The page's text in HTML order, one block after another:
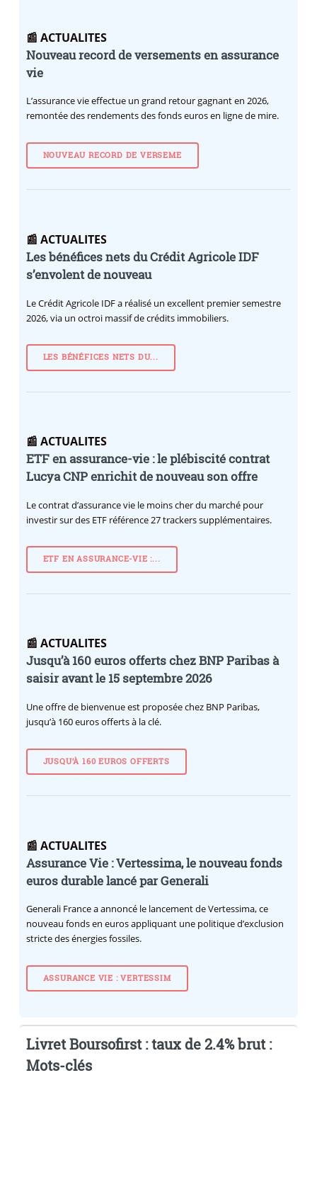
📰 ACTUALITES
Nouveau record de versements en assurance
vie
L’assurance vie effectue un grand retour gagnant en 2026,
remontée des rendements des fonds euros en ligne de mire.
NOUVEAU RECORD DE VERSEME
📰 ACTUALITES
Les bénéfices nets du Crédit Agricole IDF
s’envolent de nouveau
Le Crédit Agricole IDF a réalisé un excellent premier semestre
2026, via un octroi massif de crédits immobiliers.
LES BÉNÉFICES NETS DU...
📰 ACTUALITES
ETF en assurance-vie : le plébiscité contrat
Lucya CNP enrichit de nouveau son offre
Le contrat d’assurance vie le moins cher du marché pour
investir sur des ETF référence 27 trackers supplémentaires.
ETF EN ASSURANCE-VIE :...
📰 ACTUALITES
Jusqu’à 160 euros offerts chez BNP Paribas à
saisir avant le 15 septembre 2026
Une offre de bienvenue est proposée chez BNP Paribas,
jusqu’à 160 euros offerts à la clé.
JUSQU’À 160 EUROS OFFERTS
📰 ACTUALITES
Assurance Vie : Vertessima, le nouveau fonds
euros durable lancé par Generali
Generali France a annoncé le lancement de Vertessima, ce
nouveau fonds en euros appliquant une politique d’exclusion
stricte des énergies fossiles.
ASSURANCE VIE : VERTESSIM
Livret Boursofirst : taux de 2.4% brut :
Mots-clés